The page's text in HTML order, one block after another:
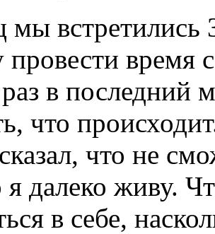
мы встретились
время
в последний
что
что не
я далеко живу.
в себе,